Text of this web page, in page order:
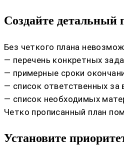
Создайте детальный
Без четкого плана
— перечень конкретных
— примерные сроки
— список ответственных за
— список необходимых
Четко прописанный план
Установите